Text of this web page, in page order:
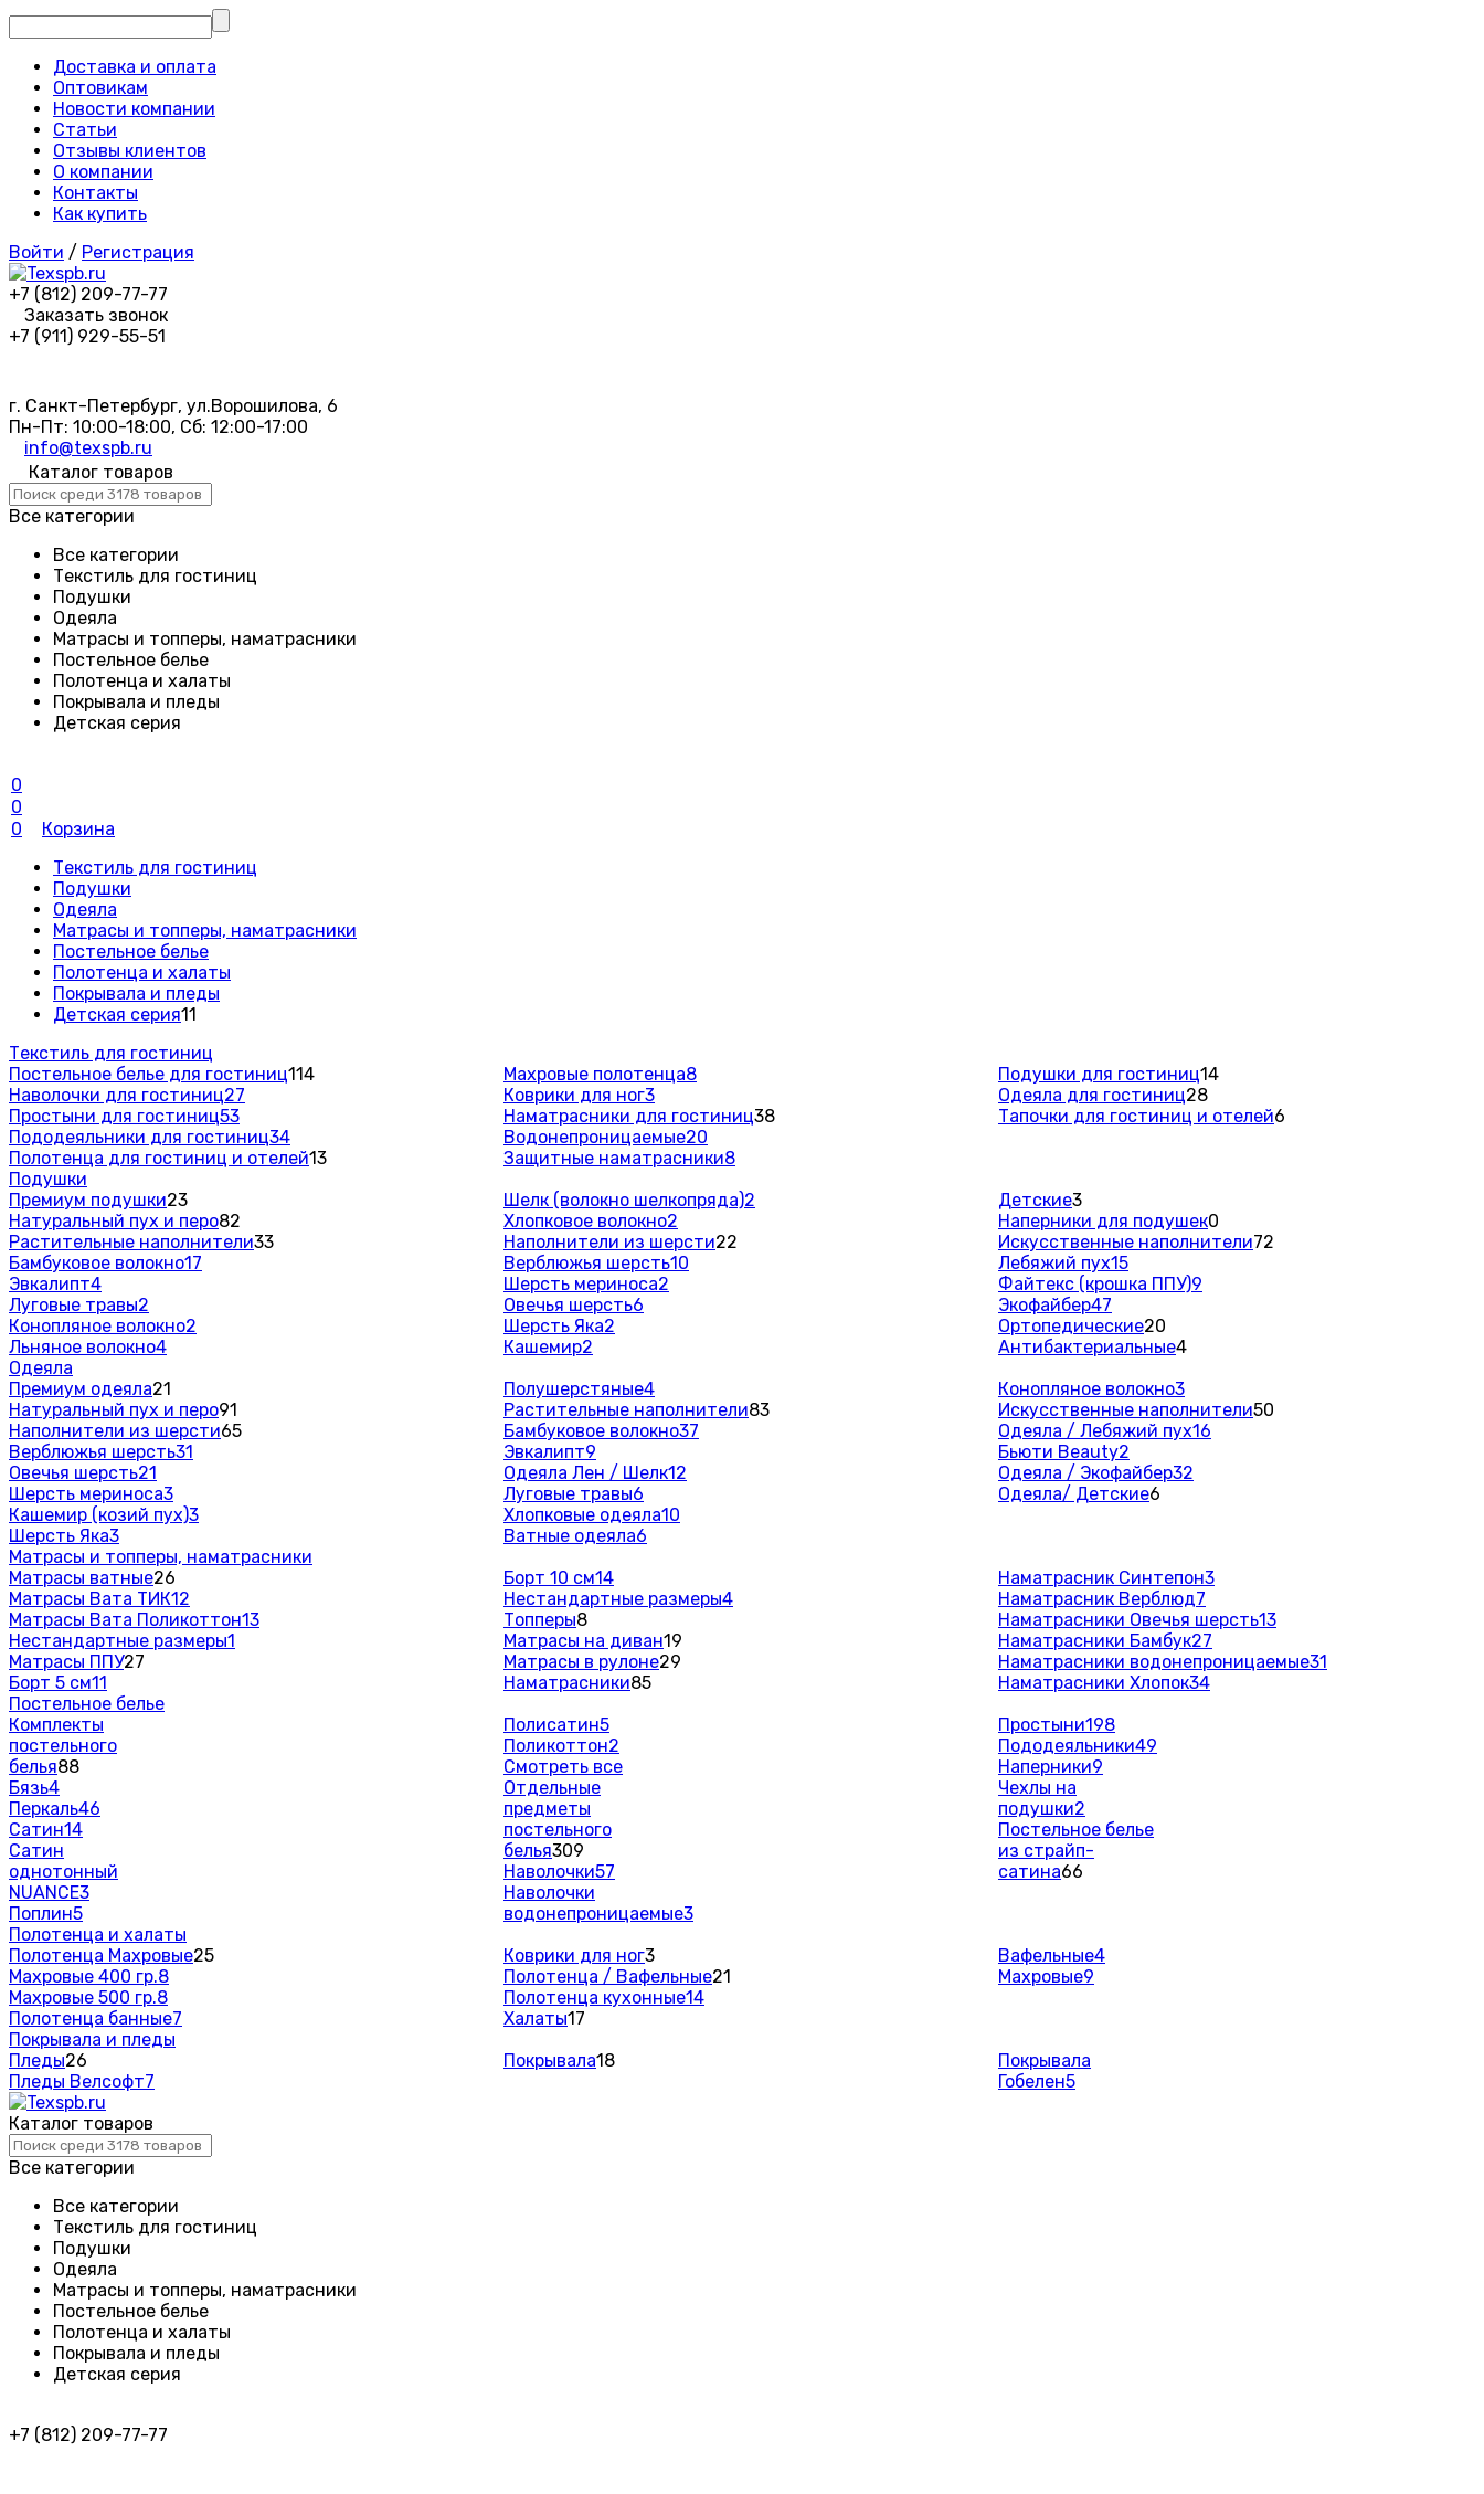
Доставка и оплата
Оптовикам
Новости компании
Статьи
Отзывы клиентов
О компании
Контакты
Как купить
Войти / Регистрация
+7 (812) 209-77-77
Заказать звонок
+7 (911) 929-55-51
г. Санкт-Петербург, ул.Ворошилова, 6
Пн-Пт: 10:00-18:00, Сб: 12:00-17:00
info@texspb.ru
Каталог товаров
Все категории
Все категории
Текстиль для гостиниц
Подушки
Одеяла
Матрасы и топперы, наматрасники
Постельное белье
Полотенца и халаты
Покрывала и пледы
Детская серия
0
0
0
Корзина
Текстиль для гостиниц
Подушки
Одеяла
Матрасы и топперы, наматрасники
Постельное белье
Полотенца и халаты
Покрывала и пледы
Детская серия11
Текстиль для гостиниц
Постельное белье для гостиниц114
Наволочки для гостиниц27
Простыни для гостиниц53
Пододеяльники для гостиниц34
Полотенца для гостиниц и отелей13
Махровые полотенца8
Коврики для ног3
Наматрасники для гостиниц38
Водонепроницаемые20
Защитные наматрасники8
Подушки для гостиниц14
Одеяла для гостиниц28
Тапочки для гостиниц и отелей6
Подушки
Премиум подушки23
Натуральный пух и перо82
Растительные наполнители33
Бамбуковое волокно17
Эвкалипт4
Луговые травы2
Конопляное волокно2
Льняное волокно4
Шелк (волокно шелкопряда)2
Хлопковое волокно2
Наполнители из шерсти22
Верблюжья шерсть10
Шерсть мериноса2
Овечья шерсть6
Шерсть Яка2
Кашемир2
Детские3
Наперники для подушек0
Искусственные наполнители72
Лебяжий пух15
Файтекс (крошка ППУ)9
Экофайбер47
Ортопедические20
Антибактериальные4
Одеяла
Премиум одеяла21
Натуральный пух и перо91
Наполнители из шерсти65
Верблюжья шерсть31
Овечья шерсть21
Шерсть мериноса3
Кашемир (козий пух)3
Шерсть Яка3
Полушерстяные4
Растительные наполнители83
Бамбуковое волокно37
Эвкалипт9
Одеяла Лен / Шелк12
Луговые травы6
Хлопковые одеяла10
Ватные одеяла6
Конопляное волокно3
Искусственные наполнители50
Одеяла / Лебяжий пух16
Бьюти Beauty2
Одеяла / Экофайбер32
Одеяла/ Детские6
Матрасы и топперы, наматрасники
Матрасы ватные26
Матрасы Вата ТИК12
Матрасы Вата Поликоттон13
Нестандартные размеры1
Матрасы ППУ27
Борт 5 см11
Борт 10 см14
Нестандартные размеры4
Топперы8
Матрасы на диван19
Матрасы в рулоне29
Наматрасники85
Наматрасник Синтепон3
Наматрасник Верблюд7
Наматрасники Овечья шерсть13
Наматрасники Бамбук27
Наматрасники водонепроницаемые31
Наматрасники Хлопок34
Постельное белье
Комплекты
постельного
белья88
Бязь4
Перкаль46
Сатин14
Сатин
однотонный
NUANCE3
Поплин5
Полисатин5
Поликоттон2
Смотреть все
Отдельные
предметы
постельного
белья309
Наволочки57
Наволочки
водонепроницаемые3
Простыни198
Пододеяльники49
Наперники9
Чехлы на
подушки2
Постельное белье
из страйп-
сатина66
Полотенца и халаты
Полотенца Махровые25
Махровые 400 гр.8
Махровые 500 гр.8
Полотенца банные7
Коврики для ног3
Полотенца / Вафельные21
Полотенца кухонные14
Халаты17
Вафельные4
Махровые9
Покрывала и пледы
Пледы26
Пледы Велсофт7
Покрывала18
Покрывала
Гобелен5
Каталог товаров
Все категории
Все категории
Текстиль для гостиниц
Подушки
Одеяла
Матрасы и топперы, наматрасники
Постельное белье
Полотенца и халаты
Покрывала и пледы
Детская серия
+7 (812) 209-77-77